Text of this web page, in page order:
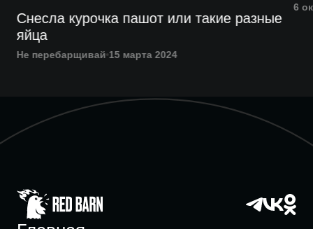
Снесла курочка пашот или такие разные
яйца
Не перебарщивай 15 марта 2024
6